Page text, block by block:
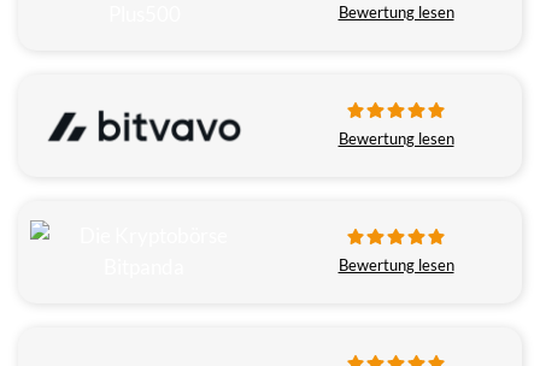
Bewertung lesen
Bewertung lesen
Bewertung lesen